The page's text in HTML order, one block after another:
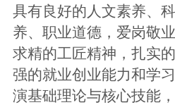
具有良好的人文素养、
养、职业道德，爱岗敬
求精的工匠精神，扎实
强的就业创业能力和学习
演基础理论与核心技能